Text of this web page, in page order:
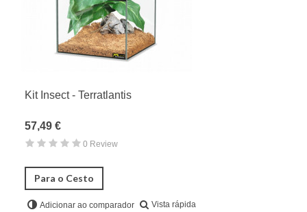
Kit Insect - Terratlantis
57,49 €
0 Review
Para o Cesto
Adicionar ao comparador Vista rápida